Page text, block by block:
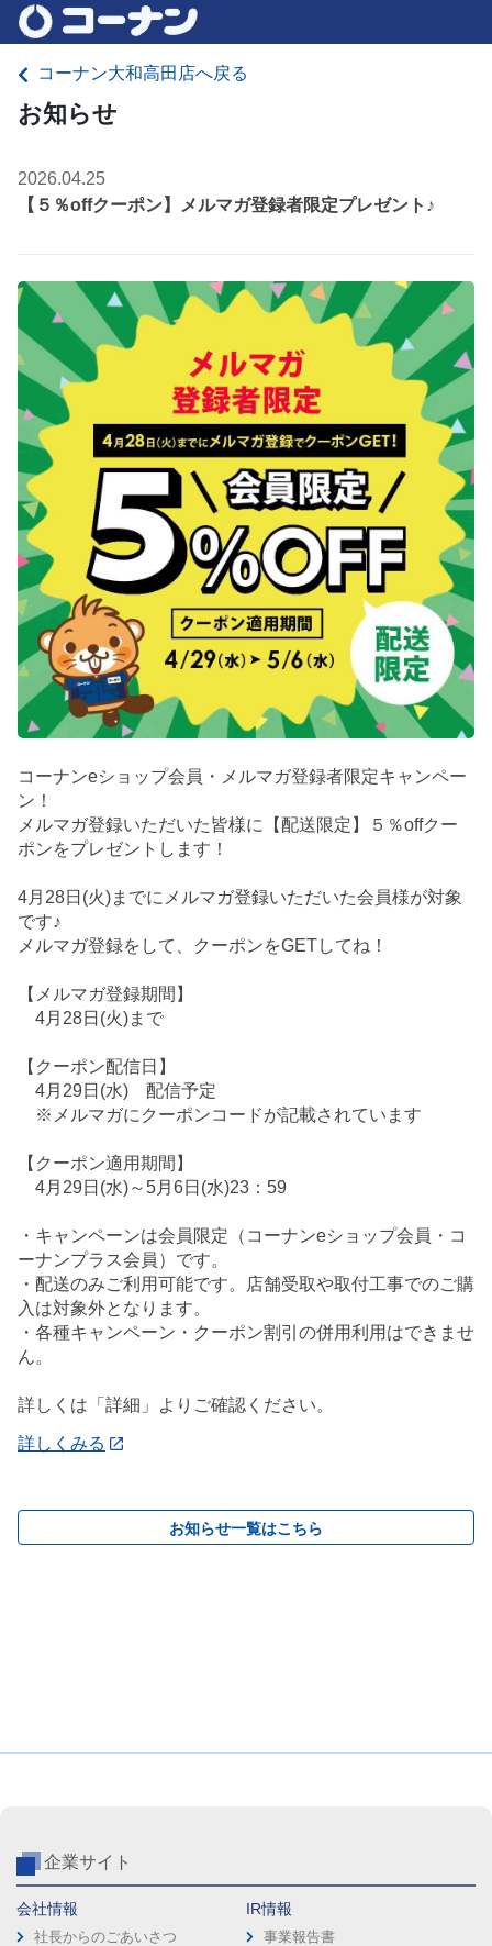
コーナン大和高田店へ戻る
お知らせ
2026.04.25
【５％offクーポン】メルマガ登録者限定プレゼント♪
コーナンeショップ会員・メルマガ登録者限定キャンペー
ン！
メルマガ登録いただいた皆様に【配送限定】５％offクー
ポンをプレゼントします！
4月28日(火)までにメルマガ登録いただいた会員様が対象
です♪
メルマガ登録をして、クーポンをGETしてね！
【メルマガ登録期間】
4月28日(火)まで
【クーポン配信日】
4月29日(水) 配信予定
※メルマガにクーポンコードが記載されています
【クーポン適用期間】
4月29日(水)～5月6日(水)23：59
・キャンペーンは会員限定（コーナンeショップ会員・コ
ーナンプラス会員）です。
・配送のみご利用可能です。店舗受取や取付工事でのご購
入は対象外となります。
・各種キャンペーン・クーポン割引の併用利用はできませ
ん。
詳しくは「詳細」よりご確認ください。
詳しくみる
お知らせ一覧はこちら
企業サイト
会社情報
社長からのごあいさつ
IR情報
事業報告書